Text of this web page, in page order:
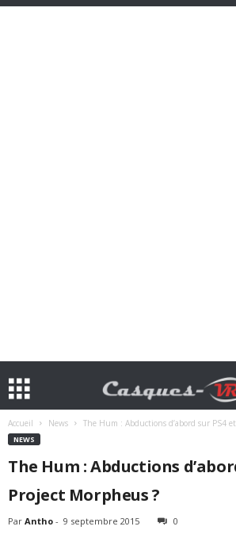
Accueil News The Hum : Abductions d’abord sur PS4
NEWS
The Hum : Abductions
Project Morpheus ?
Par Antho - 9 septembre 2015 0